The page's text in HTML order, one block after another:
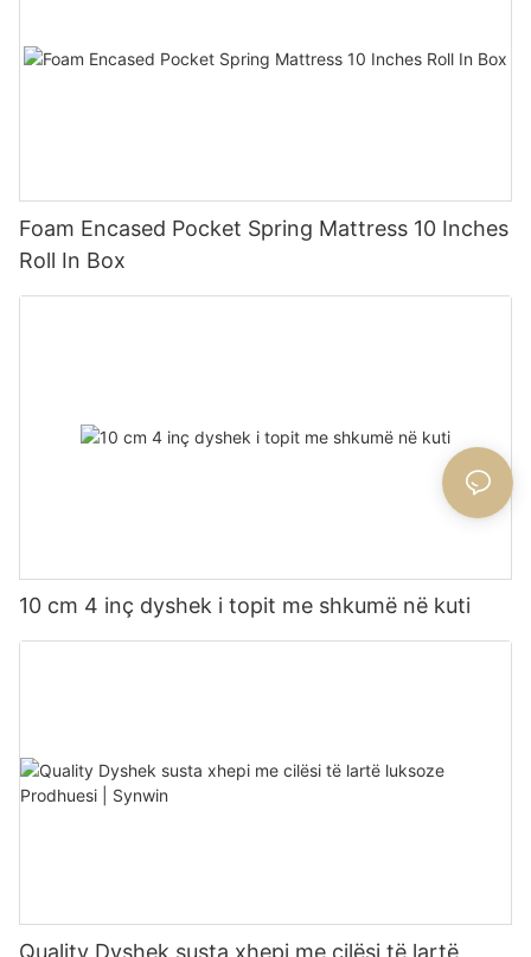
Foam Encased Pocket Spring Mattress 10 Inches
Roll In Box
10 cm 4 inç dyshek i topit me shkumë në kuti
Quality Dyshek susta xhepi me cilësi të lartë